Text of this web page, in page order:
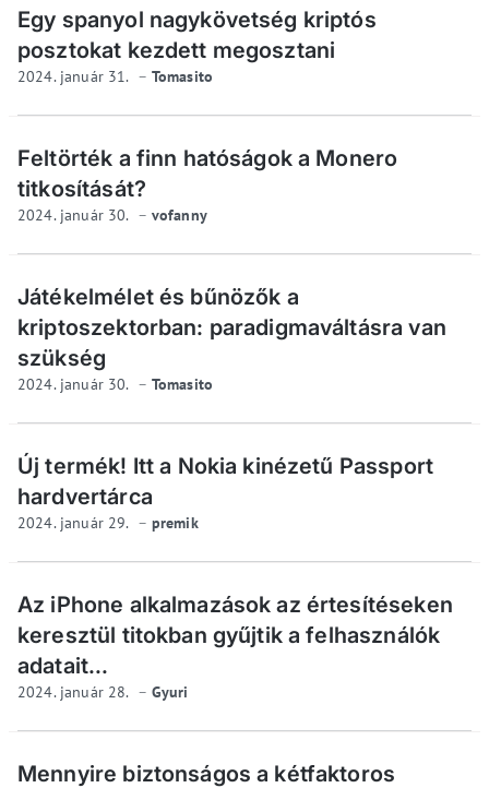
Egy spanyol nagykövetség kriptós
posztokat kezdett megosztani
2024. január 31. Tomasito
Feltörték a finn hatóságok a Monero
titkosítását?
2024. január 30. vofanny
Játékelmélet és bűnözők a
kriptoszektorban: paradigmaváltásra van
szükség
2024. január 30. Tomasito
Új termék! Itt a Nokia kinézetű Passport
hardvertárca
2024. január 29. premik
Az iPhone alkalmazások az értesítéseken
keresztül titokban gyűjtik a felhasználók
adatait...
2024. január 28. Gyuri
Mennyire biztonságos a kétfaktoros